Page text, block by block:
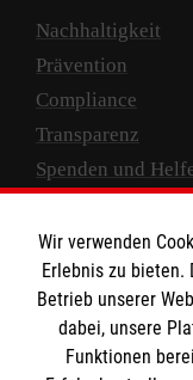
Nachhaltigkeit
Prävention
Compliance
Transparenz
Spenden und
Empfänger:
IBAN: DE10
BIC: GENODED
Wir verwenden
Erlebnis zu bieten.
Betrieb unserer
dabei, unsere
Funktionen